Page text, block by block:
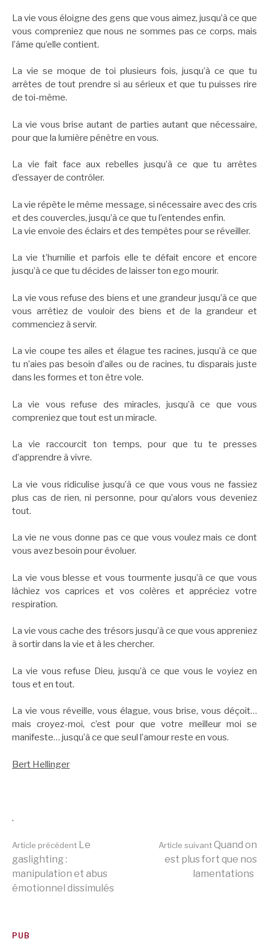
La vie vous éloigne des gens que vous aimez, jusqu’à ce que
vous compreniez que nous ne sommes pas ce corps, mais
l’âme qu’elle contient.
La vie se moque de toi plusieurs fois, jusqu’à ce que tu
arrêtes de tout prendre si au sérieux et que tu puisses rire
de toi-même.
La vie vous brise autant de parties autant que nécessaire,
pour que la lumière pénètre en vous.
La vie fait face aux rebelles jusqu’à ce que tu arrêtes
d’essayer de contrôler.
La vie répète le même message, si nécessaire avec des cris
et des couvercles, jusqu’à ce que tu l’entendes enfin.
La vie envoie des éclairs et des tempêtes pour se réveiller.
La vie t’humilie et parfois elle te défait encore et encore
jusqu’à ce que tu décides de laisser ton ego mourir.
La vie vous refuse des biens et une grandeur jusqu’à ce que
vous arrêtiez de vouloir des biens et de la grandeur et
commenciez à servir.
La vie coupe tes ailes et élague tes racines, jusqu’à ce que
tu n’aies pas besoin d’ailes ou de racines, tu disparais juste
dans les formes et ton être vole.
La vie vous refuse des miracles, jusqu’à ce que vous
compreniez que tout est un miracle.
La vie raccourcit ton temps, pour que tu te presses
d’apprendre à vivre.
La vie vous ridiculise jusqu’à ce que vous vous ne fassiez
plus cas de rien, ni personne, pour qu’alors vous deveniez
tout.
La vie ne vous donne pas ce que vous voulez mais ce dont
vous avez besoin pour évoluer.
La vie vous blesse et vous tourmente jusqu’à ce que vous
lâchiez vos caprices et vos colères et appréciez votre
respiration.
La vie vous cache des trésors jusqu’à ce que vous appreniez
à sortir dans la vie et à les chercher.
La vie vous refuse Dieu, jusqu’à ce que vous le voyiez en
tous et en tout.
La vie vous réveille, vous élague, vous brise, vous déçoit…
mais croyez-moi, c’est pour que votre meilleur moi se
manifeste… jusqu’à ce que seul l’amour reste en vous.
Bert Hellinger
.
Lire
la
suite
Article précédent Le
gaslighting :
manipulation et abus
émotionnel dissimulés
Article suivantQuand on
est plus fort que nos
lamentations
PUB